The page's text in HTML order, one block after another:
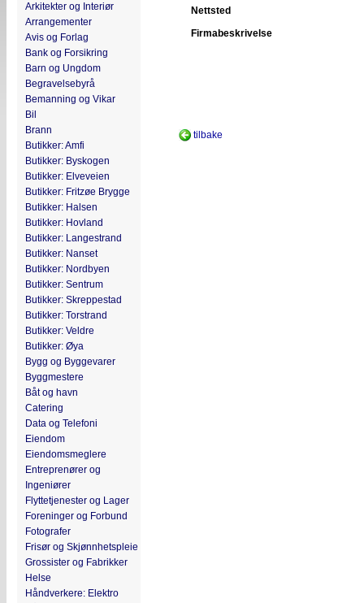
Arkitekter og Interiør
Arrangementer
Avis og Forlag
Bank og Forsikring
Barn og Ungdom
Begravelsebyrå
Bemanning og Vikar
Bil
Brann
Butikker: Amfi
Butikker: Byskogen
Butikker: Elveveien
Butikker: Fritzøe Brygge
Butikker: Halsen
Butikker: Hovland
Butikker: Langestrand
Butikker: Nanset
Butikker: Nordbyen
Butikker: Sentrum
Butikker: Skreppestad
Butikker: Torstrand
Butikker: Veldre
Butikker: Øya
Bygg og Byggevarer
Byggmestere
Båt og havn
Catering
Data og Telefoni
Eiendom
Eiendomsmeglere
Entreprenører og
Ingeniører
Flyttetjenester og Lager
Foreninger og Forbund
Fotografer
Frisør og Skjønnhetspleie
Grossister og Fabrikker
Helse
Håndverkere: Elektro
Nettsted
Firmabeskrivelse
tilbake